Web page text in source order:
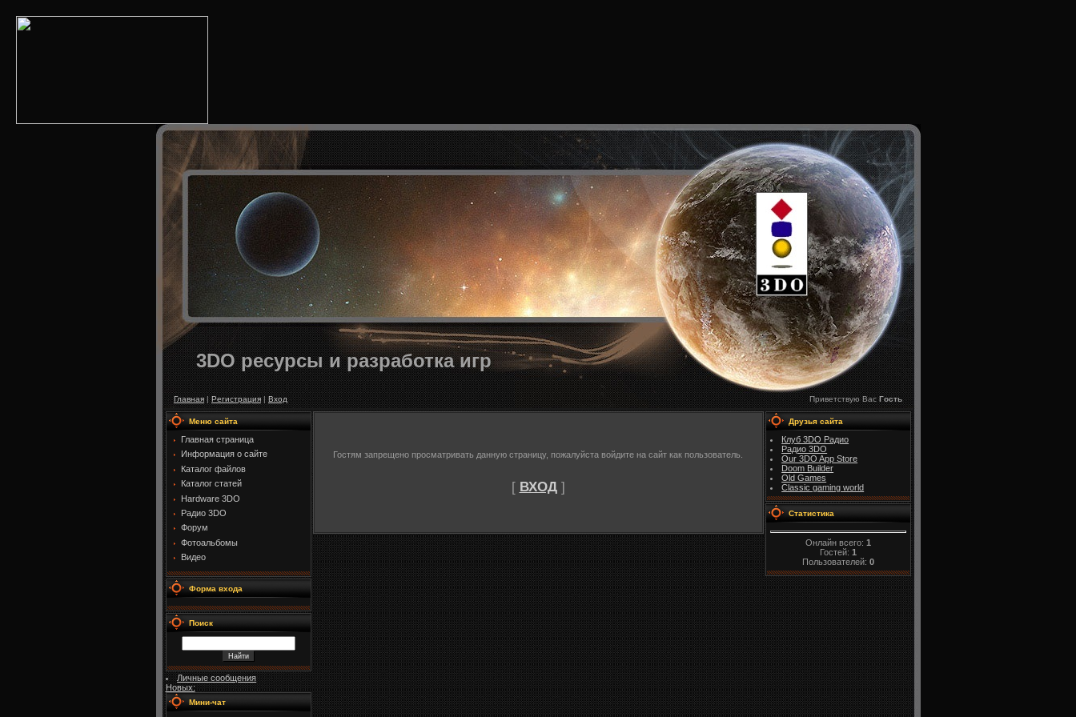
3DO ресурсы и разработка игр
Главная|Регистрация|Вход Приветствую Вас Гость
Меню сайта
Главная страница
Информация о сайте
Каталог файлов
Каталог статей
Hardware 3DO
Радио 3DO
Форум
Фотоальбомы
Видео
Форма входа
Поиск
Личные сообщения
Новых:
Мини-чат
Гостям запрещено просматривать данную страницу, пожалуйста войдите на сайт как пользователь.
[ ВХОД]
Друзья сайта
Клуб 3DO Радио
Радио 3DO
Our 3DO App Store
Doom Builder
Old Games
Classic gaming world
Статистика
Онлайн всего: 1
Гостей: 1
Пользователей: 0